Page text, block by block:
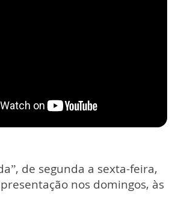
de segunda a sexta-feira,
nos domingos, às